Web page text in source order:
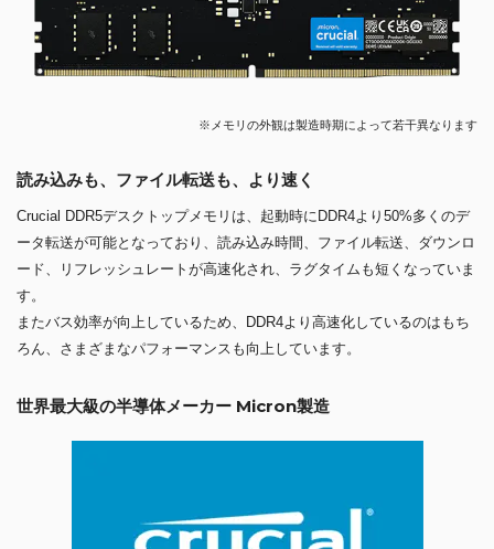
※メモリの外観は製造時期によって若干異なります
読み込みも、ファイル転送も、より速く
Crucial DDR5デスクトップメモリは、起動時にDDR4より50%多くのデ
ータ転送が可能となっており、読み込み時間、ファイル転送、ダウンロ
ード、リフレッシュレートが高速化され、ラグタイムも短くなっていま
す。
またバス効率が向上しているため、DDR4より高速化しているのはもち
ろん、さまざまなパフォーマンスも向上しています。
世界最大級の半導体メーカー Micron製造